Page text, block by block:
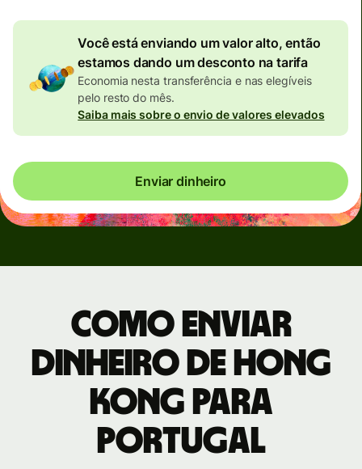
Você está enviando um valor alto, então
estamos dando um desconto na tarifa
Economia nesta transferência e nas elegíveis
pelo resto do mês.
Saiba mais sobre o envio de valores elevados
Enviar dinheiro
Como enviar
dinheiro de Hong
Kong para
Portugal